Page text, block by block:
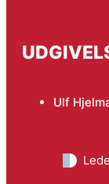
Ulf